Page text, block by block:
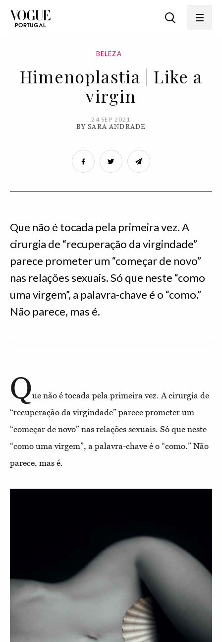
BELEZA
Himenoplastia | Like a
virgin
24 SEP 2021
BY SARA ANDRADE
Que não é tocada pela primeira vez. A
cirurgia de “recuperação da virgindade”
parece prometer um “começar de novo”
nas relações sexuais. Só que neste “como
uma virgem”, a palavra-chave é o “como.”
Não parece, mas é.
Que não é tocada pela primeira vez. A cirurgia de
“recuperação da virgindade” parece prometer um
“começar de novo” nas relações sexuais. Só que neste
“como uma virgem”, a palavra-chave é o “como.” Não
parece, mas é.